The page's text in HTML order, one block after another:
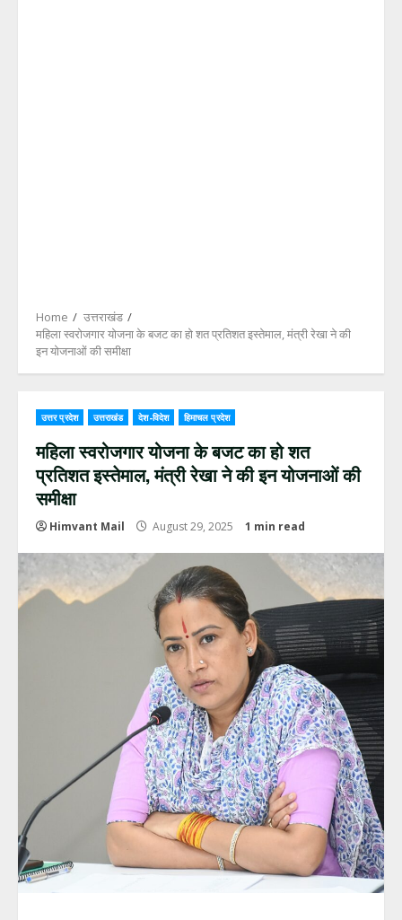
Home
उत्तराखंड
महिला स्वरोजगार योजना के बजट का हो शत प्रतिशत इस्तेमाल, मंत्री रेखा ने की
इन योजनाओं की समीक्षा
उत्तर प्रदेश उत्तराखंड देश-विदेश हिमाचल प्रदेश
महिला स्वरोजगार योजना के बजट का हो शत
प्रतिशत इस्तेमाल, मंत्री रेखा ने की इन योजनाओं की
समीक्षा
Himvant Mail August 29, 2025 1 min read